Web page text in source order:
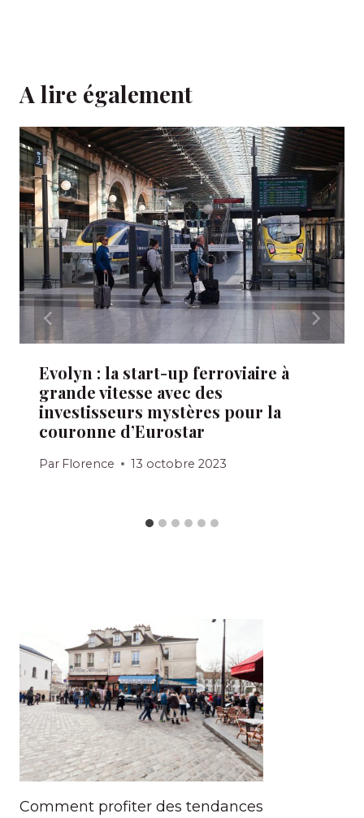
A lire également
Evolyn : la start-up ferroviaire à
grande vitesse avec des
investisseurs mystères pour la
couronne d’Eurostar
Par Florence 13 octobre 2023
Comment profiter des tendances